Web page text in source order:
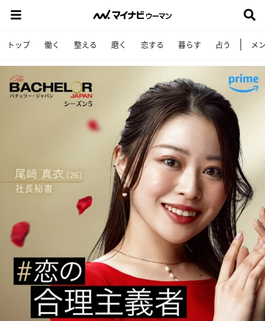
トップ 働く 整える 磨く 恋する 暮らす 占う メ